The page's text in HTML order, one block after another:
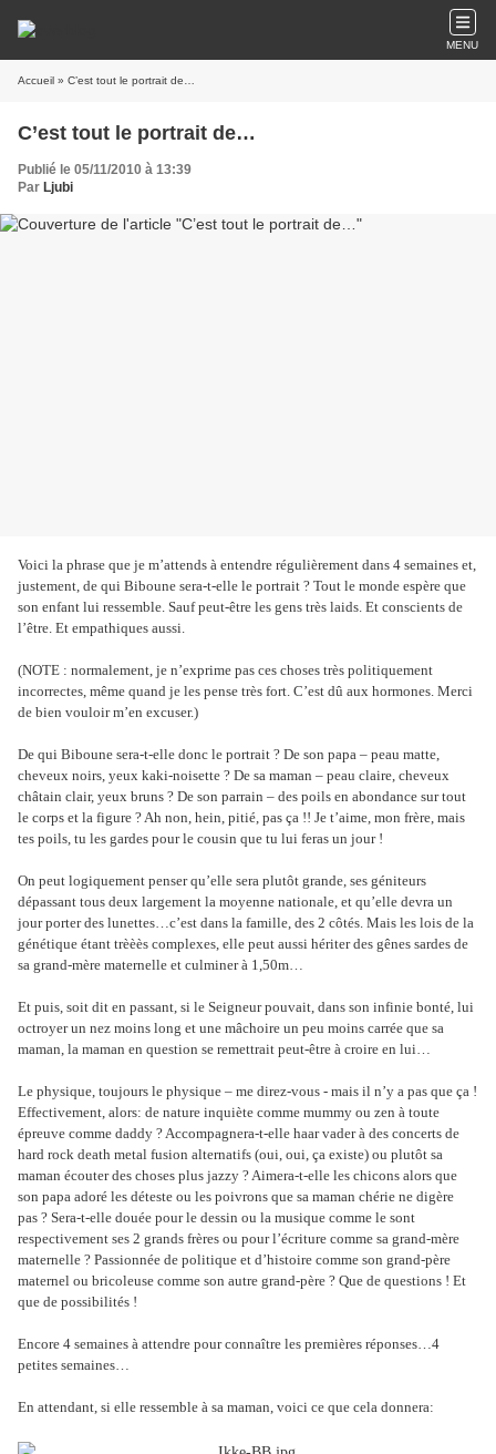
MENU
Accueil » C’est tout le portrait de…
C’est tout le portrait de…
Publié le 05/11/2010 à 13:39
Par Ljubi
Voici la phrase que je m’attends à entendre régulièrement dans 4 semaines et,
justement, de qui Biboune sera-t-elle le portrait ? Tout le monde espère que
son enfant lui ressemble. Sauf peut-être les gens très laids. Et conscients de
l’être. Et empathiques aussi.
(NOTE : normalement, je n’exprime pas ces choses très politiquement
incorrectes, même quand je les pense très fort. C’est dû aux hormones. Merci
de bien vouloir m’en excuser.)
De qui Biboune sera-t-elle donc le portrait ? De son papa – peau matte,
cheveux noirs, yeux kaki-noisette ? De sa maman – peau claire, cheveux
châtain clair, yeux bruns ? De son parrain – des poils en abondance sur tout
le corps et la figure ? Ah non, hein, pitié, pas ça !! Je t’aime, mon frère, mais
tes poils, tu les gardes pour le cousin que tu lui feras un jour !
On peut logiquement penser qu’elle sera plutôt grande, ses géniteurs
dépassant tous deux largement la moyenne nationale, et qu’elle devra un
jour porter des lunettes…c’est dans la famille, des 2 côtés. Mais les lois de la
génétique étant trèèès complexes, elle peut aussi hériter des gênes sardes de
sa grand-mère maternelle et culminer à 1,50m…
Et puis, soit dit en passant, si le Seigneur pouvait, dans son infinie bonté, lui
octroyer un nez moins long et une mâchoire un peu moins carrée que sa
maman, la maman en question se remettrait peut-être à croire en lui…
Le physique, toujours le physique – me direz-vous - mais il n’y a pas que ça !
Effectivement, alors: de nature inquiète comme mummy ou zen à toute
épreuve comme daddy ? Accompagnera-t-elle haar vader à des concerts de
hard rock death metal fusion alternatifs (oui, oui, ça existe) ou plutôt sa
maman écouter des choses plus jazzy ? Aimera-t-elle les chicons alors que
son papa adoré les déteste ou les poivrons que sa maman chérie ne digère
pas ? Sera-t-elle douée pour le dessin ou la musique comme le sont
respectivement ses 2 grands frères ou pour l’écriture comme sa grand-mère
maternelle ? Passionnée de politique et d’histoire comme son grand-père
maternel ou bricoleuse comme son autre grand-père ? Que de questions ! Et
que de possibilités !
Encore 4 semaines à attendre pour connaître les premières réponses…4
petites semaines…
En attendant, si elle ressemble à sa maman, voici ce que cela donnera: